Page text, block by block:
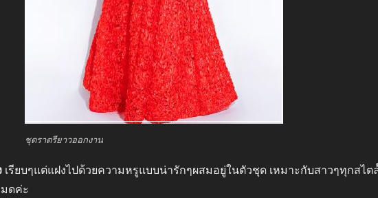
ชุดราตรียาวออกงาน
เรียบๆแต่แฝงไปด้วยความหรูแบบน่ารักๆผสมอยู่ในตัวชุด เหมาะกับสาวๆทุกสไต
ดค่ะ